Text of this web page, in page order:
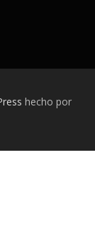
hecho por